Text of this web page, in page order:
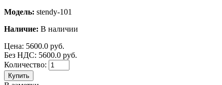
Модель: stendy-101
Наличие: В наличии
Цена: 5600.0 руб.
Без НДС: 5600.0 руб.
Количество:
Купить